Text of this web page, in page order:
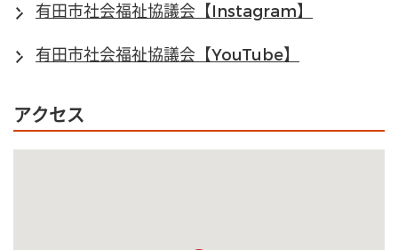
有田市社会福祉協議会【Instagram】
有田市社会福祉協議会【YouTube】
アクセス